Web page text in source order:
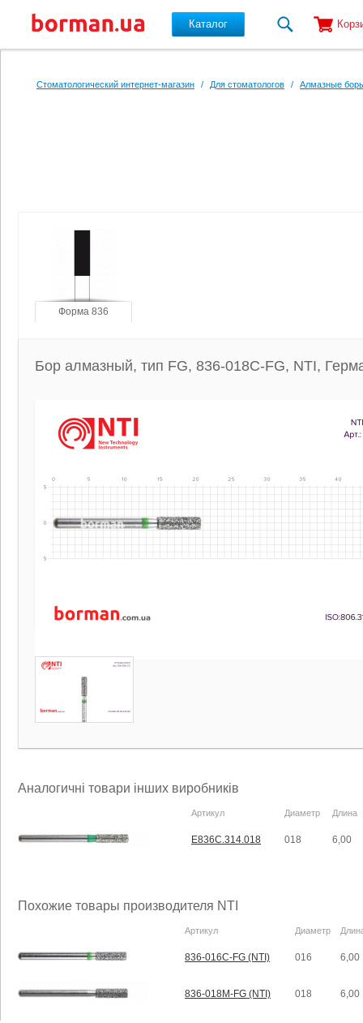
Каталог
Стоматологический интернет-магазин / Для стоматологов / Алмазные
Форма 836
Бор алмазный, тип FG, 836-018C-FG, NTI,
Аналогичні товари інших виробників
Артикул Диаметр Длина
E836C.314.018 018 6,00
Похожие товары производителя NTI
Артикул Диаметр
836-016C-FG (NTI) 016 6,00
836-018M-FG (NTI) 018 6,00